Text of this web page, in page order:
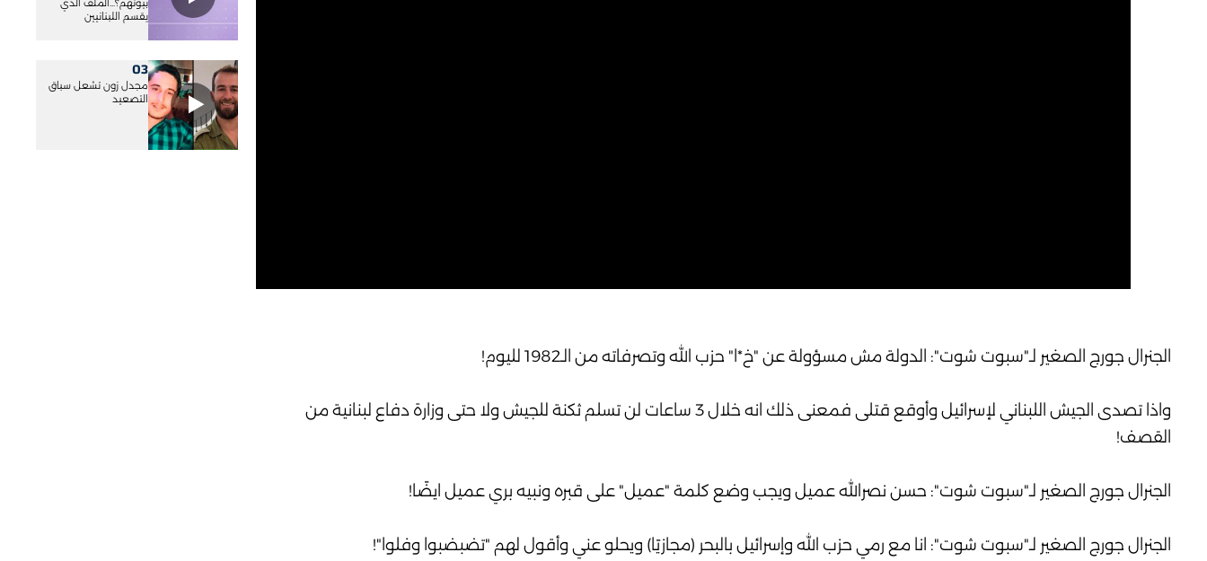
بيوتهم؟...الملف الذي
يقسم اللبنانيين
03
مجدل زون تشعل سباق
التصعيد
الجنرال جورج الصغير لـ"سبوت شوت": الدولة مش مسؤولة عن "خ*ا" حزب الله وتصرفاته من الـ1982 لليوم!
واذا تصدى الجيش اللبناني لإسرائيل وأوقع قتلى فمعنى ذلك انه خلال 3 ساعات لن تسلم ثكنة للجيش ولا حتى وزارة دفاع لبنانية من
القصف!
الجنرال جورج الصغير لـ"سبوت شوت": حسن نصرالله عميل ويجب وضع كلمة "عميل" على قبره ونبيه بري عميل ايضًا!
الجنرال جورج الصغير لـ"سبوت شوت": انا مع رمي حزب الله وإسرائيل بالبحر (مجازيًا) ويحلو عني وأقول لهم "تضبضبوا وفلوا"!